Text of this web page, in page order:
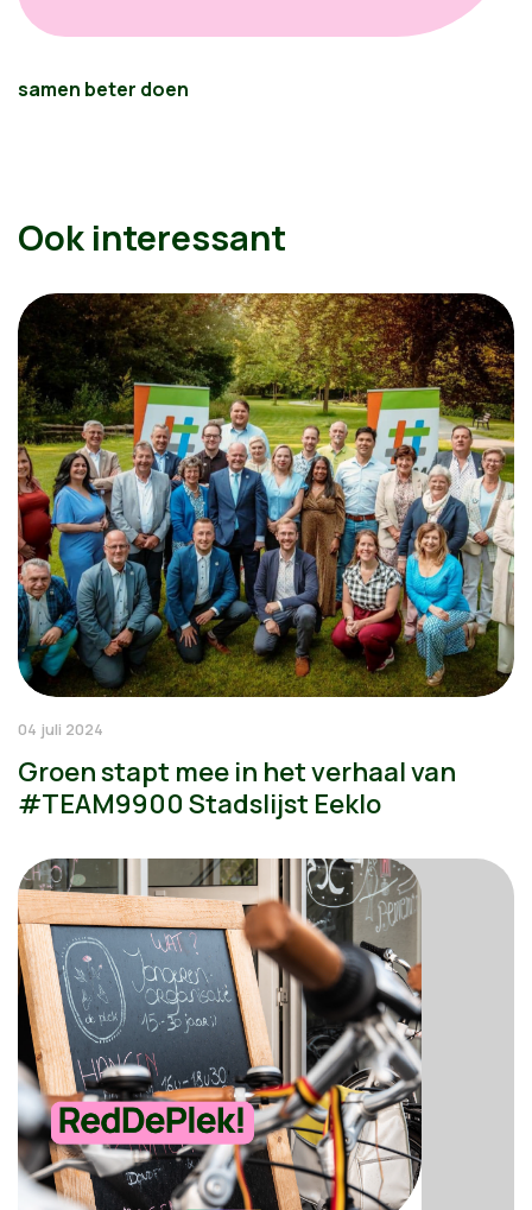
samen beter doen
Ook interessant
04 juli 2024
Groen stapt mee in het verhaal van
#TEAM9900 Stadslijst Eeklo